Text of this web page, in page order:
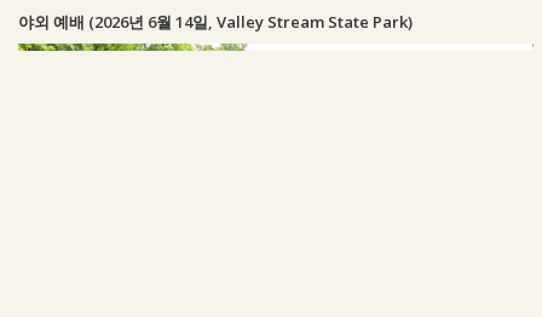
야외 예배 (2026년 6월 14일, Valley Stream State Park)